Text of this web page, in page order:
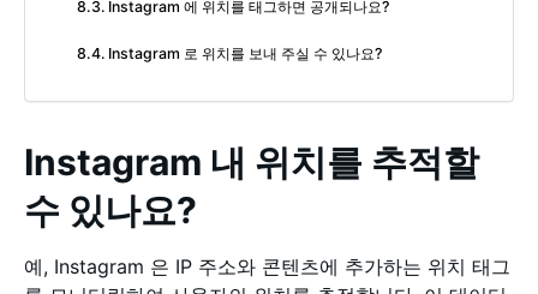
Instagram 에 위치를 태그하면 공개되나요?
Instagram 로 위치를 보내 주실 수 있나요?
Instagram 내 위치를 추적할
수 있나요?
예, Instagram 은 IP 주소와 콘텐츠에 추가하는 위치 태그